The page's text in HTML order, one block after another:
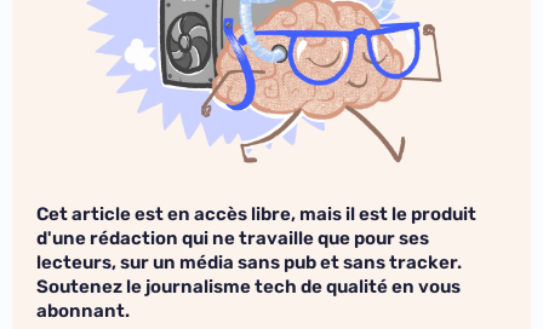
Cet article est en accès libre, mais il est le produit
d'une rédaction qui ne travaille que pour ses
lecteurs, sur un média sans pub et sans tracker.
Soutenez le journalisme tech de qualité en vous
abonnant.